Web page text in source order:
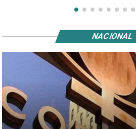
NACIONAL